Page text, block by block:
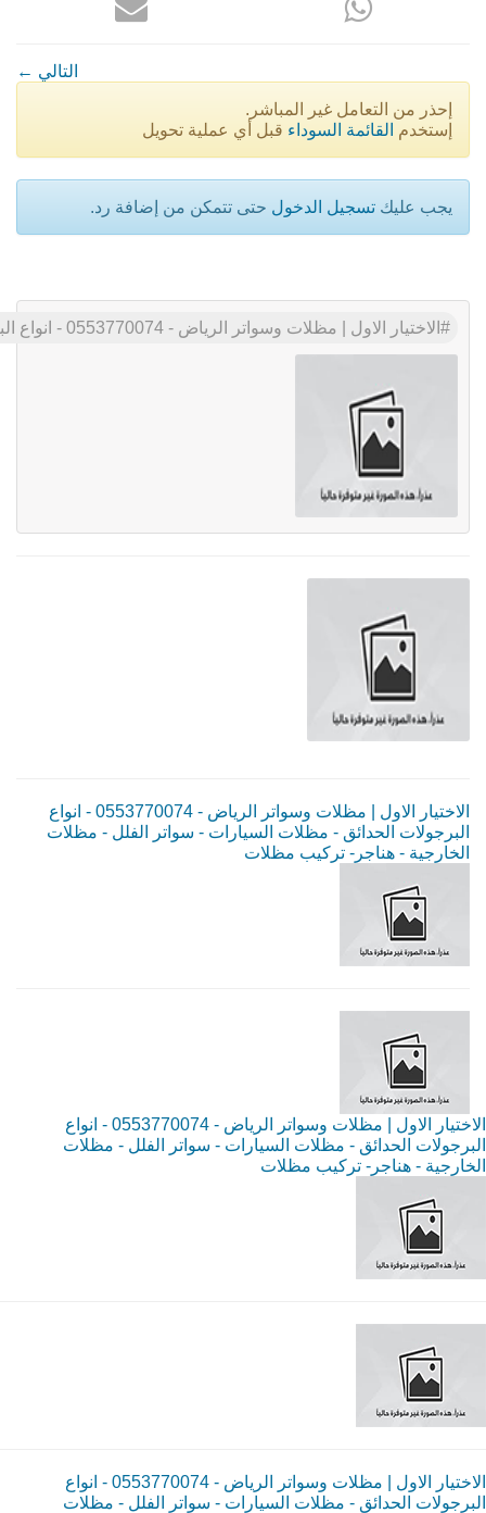
← التالي
إحذر من التعامل غير المباشر.
إستخدم القائمة السوداء قبل أي عملية تحويل
يجب عليك تسجيل الدخول حتى تتمكن من إضافة رد.
الاختيار الاول | مظلات وسواتر الرياض - 0553770074 - انواع البرجولات الحدائق - مظلات السيارات - سواتر الفلل - مظلات الخارجية - هناجر- تركيب مظلات
الاختيار الاول | مظلات وسواتر الرياض - 0553770074 - انواع
البرجولات الحدائق - مظلات السيارات - سواتر الفلل - مظلات
الخارجية - هناجر- تركيب مظلات
الاختيار الاول | مظلات وسواتر الرياض - 0553770074 - انواع
البرجولات الحدائق - مظلات السيارات - سواتر الفلل - مظلات
الخارجية - هناجر- تركيب مظلات
الاختيار الاول | مظلات وسواتر الرياض - 0553770074 - انواع
البرجولات الحدائق - مظلات السيارات - سواتر الفلل - مظلات